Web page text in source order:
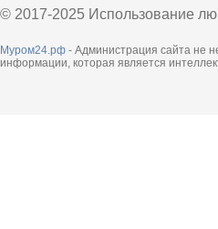
© 2017-2025 Использование
Муром24.рф - Администрация сайта не
информации, которая является